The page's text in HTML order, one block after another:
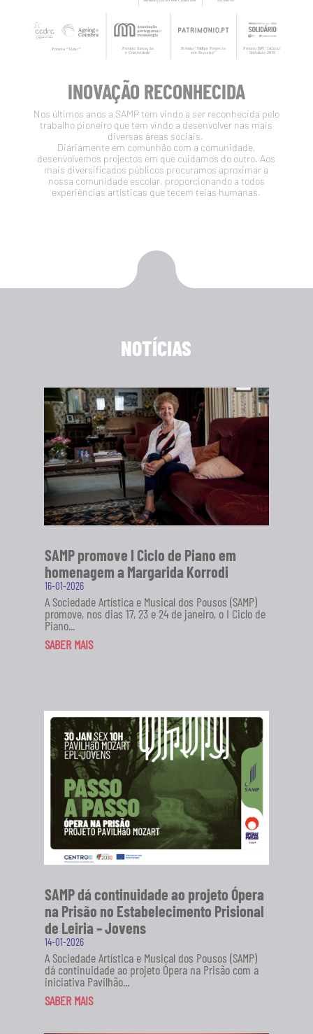
INOVAÇÃO RECONHECIDA
Nos últimos anos a SAMP tem vindo a ser reconhecida pelo
trabalho pioneiro que tem vindo a desenvolver nas mais
diversas áreas sociais.
Diariamente em comunhão com a comunidade,
desenvolvemos projectos em que cuidamos do outro. Aos
mais diversificados públicos procuramos aproximar a
nossa comunidade escolar, proporcionando a todos
experiências artísticas que tecem teias humanas.
NOTÍCIAS
SAMP promove I Ciclo de Piano em
homenagem a Margarida Korrodi
16-01-2026
A Sociedade Artística e Musical dos Pousos (SAMP)
promove, nos dias 17, 23 e 24 de janeiro, o I Ciclo de
Piano...
SABER MAIS
SAMP dá continuidade ao projeto Ópera
na Prisão no Estabelecimento Prisional
de Leiria – Jovens
14-01-2026
A Sociedade Artística e Musical dos Pousos (SAMP)
dá continuidade ao projeto Ópera na Prisão com a
iniciativa Pavilhão...
SABER MAIS